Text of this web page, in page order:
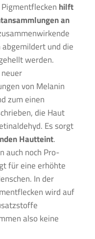
hilft
an
und die
werden.
von Melanin
zum einen
die Haut
Es sorgt
Hautteint.
auch noch Pro-
für eine erhöhte
In der
wird auf
also keine